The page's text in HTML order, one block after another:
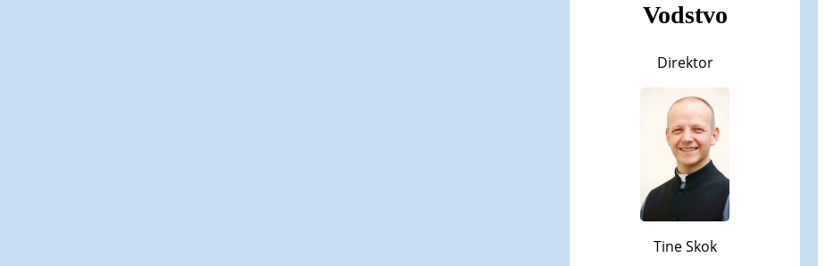
Vodstvo
Direktor
Tine Skok